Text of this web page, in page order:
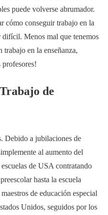
puede volverse abrumador.
cómo conseguir trabajo en la
difícil. Menos mal que tenemos
trabajo en la enseñanza,
profesores!
de
Debido a jubilaciones de
al aumento del
de USA contratando
hasta la escuela
de educación especial
Unidos, seguidos por los